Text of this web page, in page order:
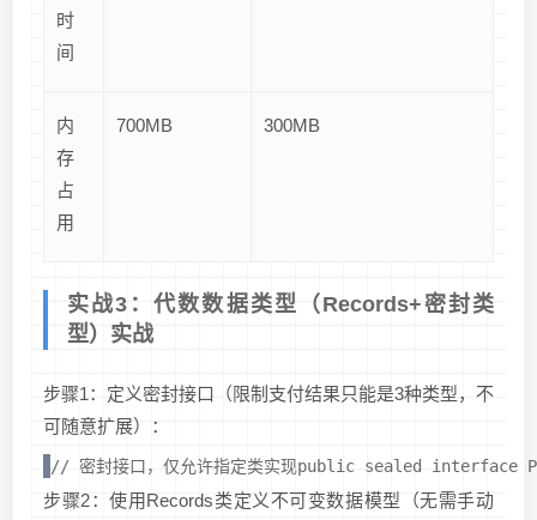
时
间
内
存
占
用
700MB 300MB
实战3：代数数据类型（Records+密封类
型）实战
步骤1：定义密封接口（限制支付结果只能是3种类型，不
可随意扩展）：
// 密封接口，仅允许指定类实现public sealed
步骤2：使用Records类定义不可变数据模型（无需手动